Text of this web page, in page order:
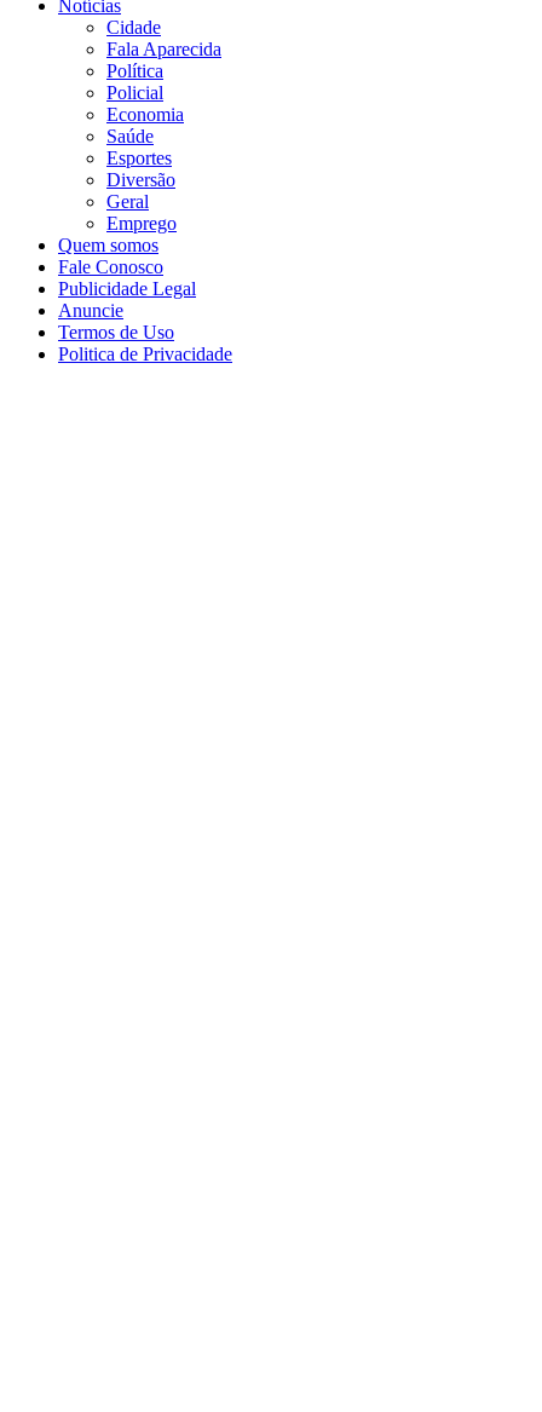
Notícias
Cidade
Fala Aparecida
Política
Policial
Economia
Saúde
Esportes
Diversão
Geral
Emprego
Quem somos
Fale Conosco
Publicidade Legal
Anuncie
Termos de Uso
Politica de Privacidade